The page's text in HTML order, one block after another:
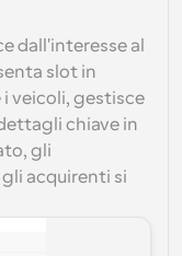
dall'interesse al
slot in
veicoli, gestisce
chiave in
gli
acquirenti si